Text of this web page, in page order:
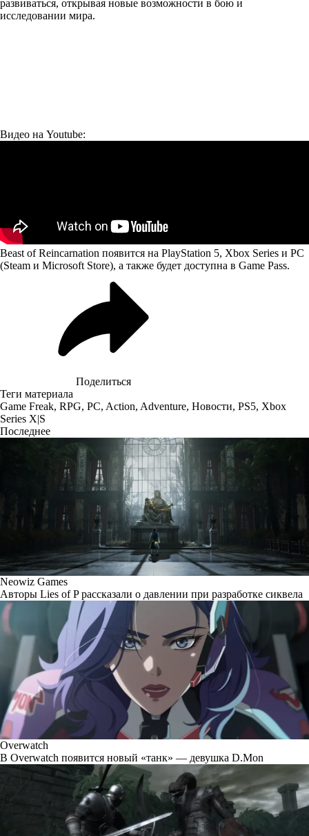
развиваться, открывая новые возможности в бою и
исследовании мира.
Видео на Youtube:
Beast of Reincarnation появится на PlayStation 5, Xbox Series и PC
(Steam и Microsoft Store), а также будет доступна в Game Pass.
Поделиться
Теги материала
Game Freak, RPG, PC, Action, Adventure, Новости, PS5, Xbox
Series X|S
Последнее
Neowiz Games
Авторы Lies of P рассказали о давлении при разработке сиквела
Overwatch
В Overwatch появится новый «танк» — девушка D.Mon